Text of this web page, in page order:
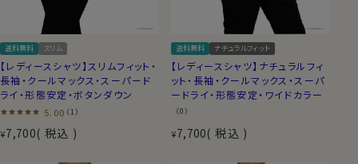
送料無料 スリム
【レディースシャツ】スリムフィット・
長袖・クールマックス・スーパード
ライ・形態安定・ボタンダウン
5.00 （1）
¥7,700 税込
送料無料 ナチュラルフィット
【レディースシャツ】ナチュラルフィ
ット・長袖・クールマックス・スーパ
ードライ・形態安定・ワイドカラー
（0）
¥7,700 税込